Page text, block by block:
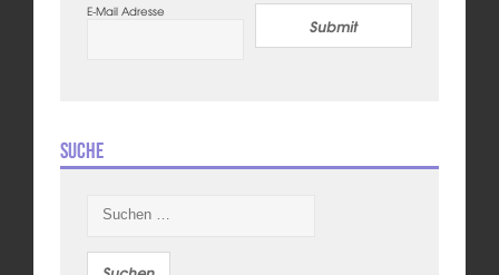
E-Mail Adresse
Submit
Suche
nach: